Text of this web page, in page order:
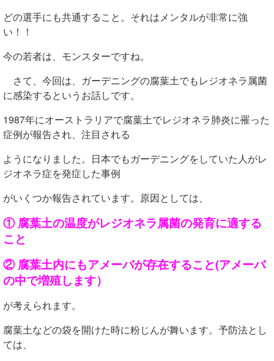
どの選手にも共通すること。それはメンタルが非常に強
い！！
今の若者は、モンスターですね。
さて、今回は、ガーデニングの腐葉土でもレジオネラ属菌
に感染するというお話しです。
1987年にオーストラリアで腐葉土でレジオネラ肺炎に罹った
症例が報告され、注目される
ようになりました。日本でもガーデニングをしていた人がレ
ジオネラ症を発症した事例
がいくつか報告されています。原因としては、
① 腐葉土の温度がレジオネラ属菌の発育に適する
こと
② 腐葉土内にもアメーバが存在すること(アメーバ
の中で増殖します）
が考えられます。
腐葉土などの袋を開けた時に粉じんが舞います。予防法とし
ては、